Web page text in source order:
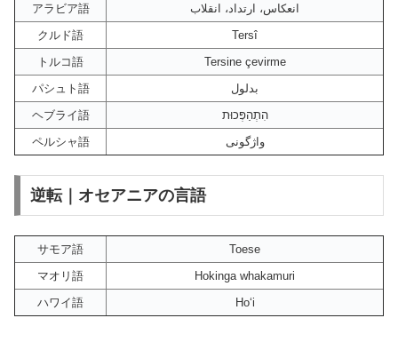
アラビア語
انعكاس، ارتداد، انقلاب
クルド語
Tersî
トルコ語
Tersine çevirme
パシュト語
بدلول
ヘブライ語
הִתְהַפְּכוּת
ペルシャ語
واژگونی
逆転｜オセアニアの言語
サモア語
Toese
マオリ語
Hokinga whakamuri
ハワイ語
Hoʻi